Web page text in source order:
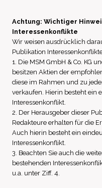
Achtung: Wichtiger
Interessenkonflikte
Wir weisen ausdrücklich
Publikation
1. Die MSM GmbH & Co. KG
besitzen Aktien der
diese im Rahmen und zu
verkaufen. Hierin besteht ein
Interessenkonflikt.
2. Der Herausgeber dieser
Redakteure erhalten für die
Auch hierin besteht ein
Interessenkonflikt.
3. Beachten Sie auch die
bestehenden
u.a. unter Ziff. 4.